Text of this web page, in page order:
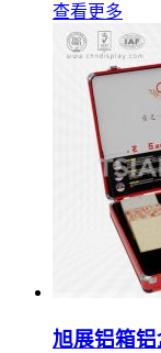
查看更多
旭展铝箱